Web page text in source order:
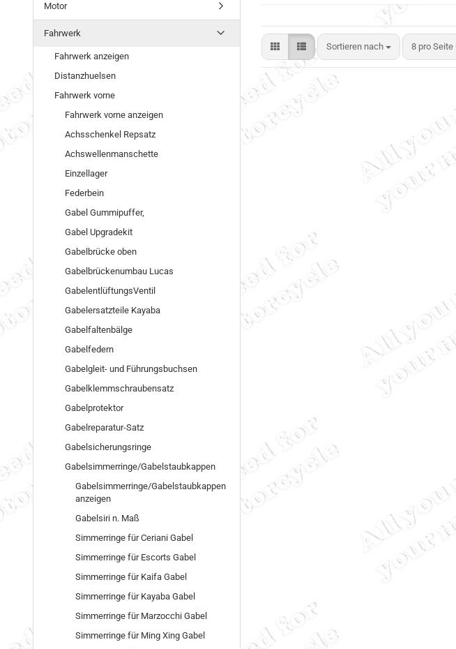
Sortieren nach 8 pro Seite
Motor
Fahrwerk
Fahrwerk anzeigen
Distanzhuelsen
Fahrwerk vorne
Fahrwerk vorne anzeigen
Achsschenkel Repsatz
Achswellenmanschette
Einzellager
Federbein
Gabel Gummipuffer,
Gabel Upgradekit
Gabelbrücke oben
Gabelbrückenumbau Lucas
GabelentlüftungsVentil
Gabelersatzteile Kayaba
Gabelfaltenbälge
Gabelfedern
Gabelgleit- und Führungsbuchsen
Gabelklemmschraubensatz
Gabelprotektor
Gabelreparatur-Satz
Gabelsicherungsringe
Gabelsimmerringe/Gabelstaubkappen
Gabelsimmerringe/Gabelstaubkappen
anzeigen
Gabelsiri n. Maß
Simmerringe für Ceriani Gabel
Simmerringe für Escorts Gabel
Simmerringe für Kaifa Gabel
Simmerringe für Kayaba Gabel
Simmerringe für Marzocchi Gabel
Simmerringe für Ming Xing Gabel